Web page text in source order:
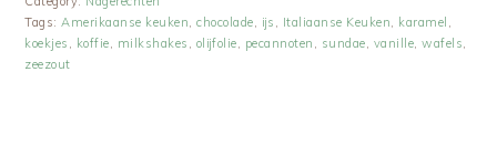
Tags:Amerikaanse keuken,chocolade, ijs , Italiaanse Keuken, karamel ,
koekjes , koffie, milkshakes , olijfolie, pecannoten , sundae, vanille,wafels,
zeezout